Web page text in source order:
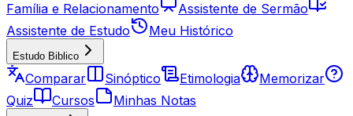
Família e Relacionamento
Assistente de Sermão
Assistente de Estudo
Meu Histórico
Estudo Biblico
Comparar Sinóptico Etimologia
Memorizar
Quiz
Cursos Minhas Notas